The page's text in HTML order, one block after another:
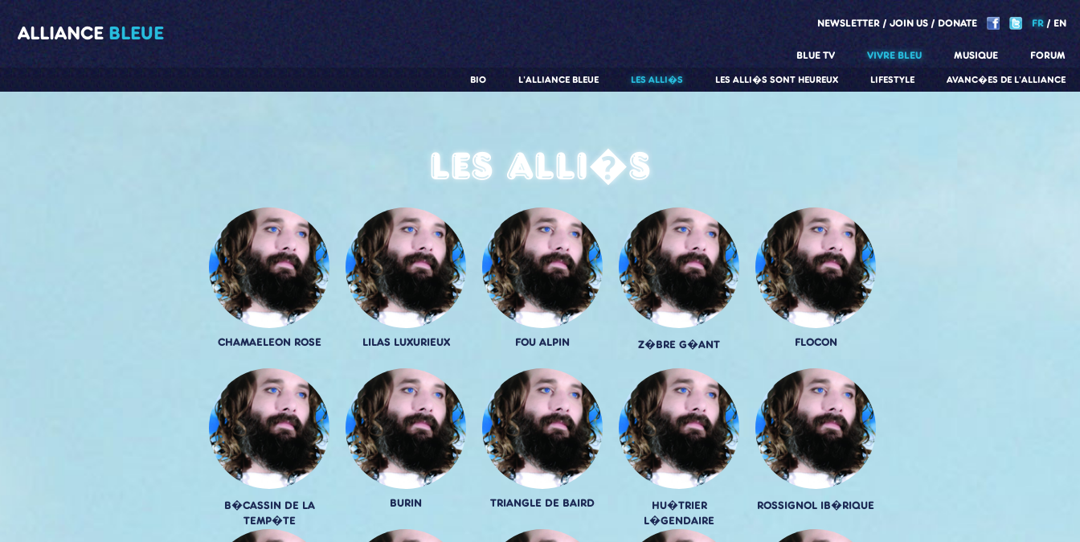
ALLIANCE BLEUE NEWSLETTER JOIN US DONATE FR EN
BLUE TV VIVRE BLEU
AVANC�ES DE L'ALLIANCE
LIFESTYLE
LES ALLI�S SONT HEUREUX
LES ALLI�S
L'ALLIANCE BLEUE
BIO
MUSIQUE FORUM
Les alli�s
CHAMAELEON ROSE LILAS LUXURIEUX FOU ALPIN Z�BRE G�ANT FLOCON
B�CASSIN DE LA
TEMP�TE
BURIN TRIANGLE DE BAIRD
HU�TRIER
L�GENDAIRE
ROSSIGNOL IB�RIQUE